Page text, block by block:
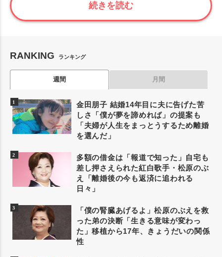
続きを読む
RANKING ランキング
週間 月間
金田朋子 結婚14年目に夫に告げた苦
しさ「僕が夢を諦めれば」の提案も
「夫婦が人生をまっとうするため離婚
を選んだ」
多額の借金は「報道で知った」自宅も
差し押さえられた紅白歌手・松原のぶ
え「離婚後の今も返済に追われる
日々」
「僕の腎臓あげるよ」松原のぶえを救
った弟の決断「生きる意味が変わっ
た」移植から17年、きょうだいの関係
性